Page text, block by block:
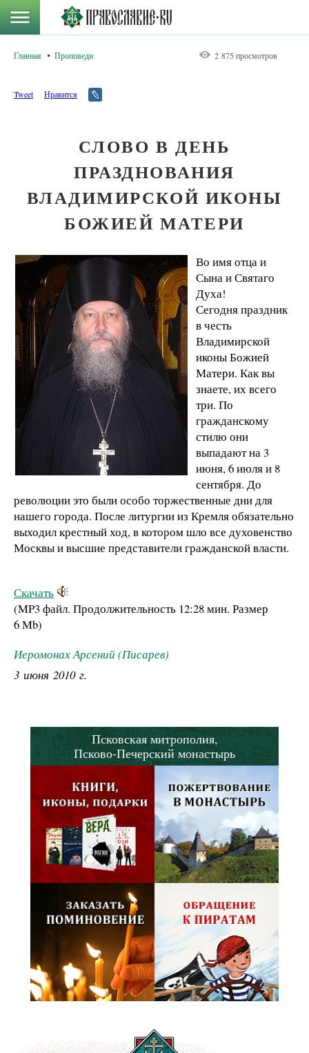
Главная Проповеди 2 875 просмотров
Tweet Нравится
СЛОВО В ДЕНЬ
ПРАЗДНОВАНИЯ
ВЛАДИМИРСКОЙ ИКОНЫ
БОЖИЕЙ МАТЕРИ
Во имя отца и
Сына и Святаго
Духа!
Сегодня праздник
в честь
Владимирской
иконы Божией
Матери. Как вы
знаете, их всего
три. По
гражданскому
стилю они
выпадают на 3
июня, 6 июля и 8
сентября. До
революции это были особо торжественные дни для
нашего города. После литургии из Кремля обязательно
выходил крестный ход, в котором шло все духовенство
Москвы и высшие представители гражданской власти.
Скачать
(MP3 файл. Продолжительность 12:28 мин. Размер
6 Mb)
Иеромонах Арсений (Писарев)
3 июня 2010 г.
Псковская митрополия,
Псково-Печерский монастырь